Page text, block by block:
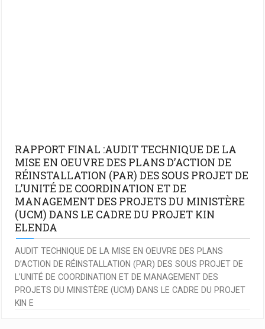
RAPPORT FINAL :AUDIT TECHNIQUE DE LA
MISE EN OEUVRE DES PLANS D’ACTION DE
RÉINSTALLATION (PAR) DES SOUS PROJET DE
L’UNITÉ DE COORDINATION ET DE
MANAGEMENT DES PROJETS DU MINISTÈRE
(UCM) DANS LE CADRE DU PROJET KIN
ELENDA
AUDIT TECHNIQUE DE LA MISE EN OEUVRE DES PLANS
D’ACTION DE RÉINSTALLATION (PAR) DES SOUS PROJET DE
L’UNITÉ DE COORDINATION ET DE MANAGEMENT DES
PROJETS DU MINISTÈRE (UCM) DANS LE CADRE DU PROJET
KIN E